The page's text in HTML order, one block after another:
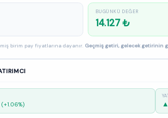
BUGÜNKÜ DEĞER
14.127 ₺
birim pay fiyatlarına dayanır. Geçmiş getiri, gelecek getirinin
(+1.06%)